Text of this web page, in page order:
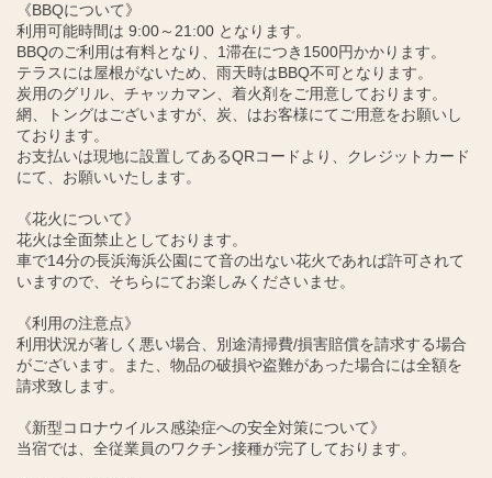
《BBQについて》
利用可能時間は 9:00～21:00 となります。
BBQのご利用は有料となり、1滞在につき1500円かかります。
テラスには屋根がないため、雨天時はBBQ不可となります。
炭用のグリル、チャッカマン、着火剤をご用意しております。
網、トングはございますが、炭、はお客様にてご用意をお願いし
ております。
お支払いは現地に設置してあるQRコードより、クレジットカード
にて、お願いいたします。
《花火について》
花火は全面禁止としております。
車で14分の長浜海浜公園にて音の出ない花火であれば許可されて
いますので、そちらにてお楽しみくださいませ。
《利用の注意点》
利用状況が著しく悪い場合、別途清掃費/損害賠償を請求する場合
がございます。また、物品の破損や盗難があった場合には全額を
請求致します。
《新型コロナウイルス感染症への安全対策について》
当宿では、全従業員のワクチン接種が完了しております。